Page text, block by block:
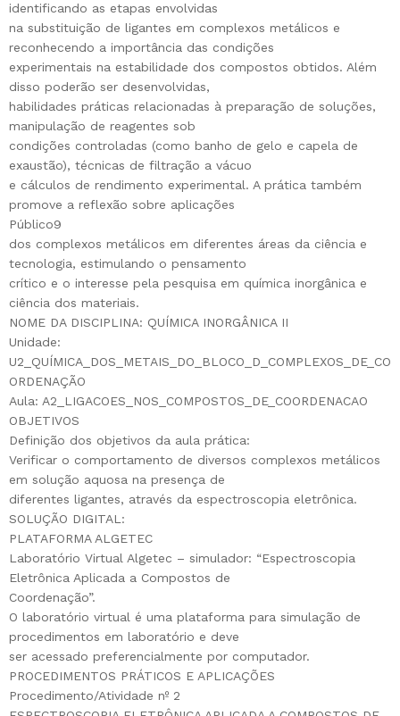
identificando as etapas envolvidas
na substituição de ligantes em complexos metálicos e
reconhecendo a importância das condições
experimentais na estabilidade dos compostos obtidos. Além
disso poderão ser desenvolvidas,
habilidades práticas relacionadas à preparação de soluções,
manipulação de reagentes sob
condições controladas (como banho de gelo e capela de
exaustão), técnicas de filtração a vácuo
e cálculos de rendimento experimental. A prática também
promove a reflexão sobre aplicações
Público9
dos complexos metálicos em diferentes áreas da ciência e
tecnologia, estimulando o pensamento
crítico e o interesse pela pesquisa em química inorgânica e
ciência dos materiais.
NOME DA DISCIPLINA: QUÍMICA INORGÂNICA II
Unidade:
U2_QUÍMICA_DOS_METAIS_DO_BLOCO_D_COMPLEXOS_DE_CO
ORDENAÇÃO
Aula: A2_LIGACOES_NOS_COMPOSTOS_DE_COORDENACAO
OBJETIVOS
Definição dos objetivos da aula prática:
Verificar o comportamento de diversos complexos metálicos
em solução aquosa na presença de
diferentes ligantes, através da espectroscopia eletrônica.
SOLUÇÃO DIGITAL:
PLATAFORMA ALGETEC
Laboratório Virtual Algetec – simulador: “Espectroscopia
Eletrônica Aplicada a Compostos de
Coordenação”.
O laboratório virtual é uma plataforma para simulação de
procedimentos em laboratório e deve
ser acessado preferencialmente por computador.
PROCEDIMENTOS PRÁTICOS E APLICAÇÕES
Procedimento/Atividade nº 2